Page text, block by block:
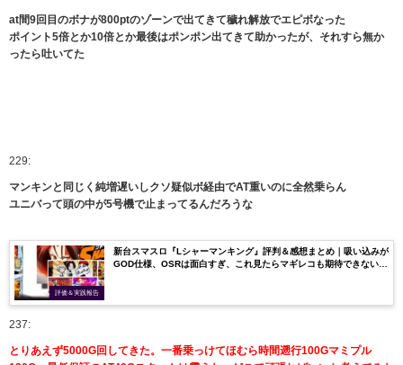
at間9回目のボナが800ptのゾーンで出てきて穢れ解放でエピボなった
ポイント5倍とか10倍とか最後はポンポン出てきて助かったが、それすら無か
ったら吐いてた
229:
マンキンと同じく純増遅いしクソ疑似ボ経由でAT重いのに全然乗らん
ユニバって頭の中が5号機で止まってるんだろうな
評価＆実践報告
新台スマスロ『Lシャーマンキング』評判＆感想まとめ｜吸い込みが
GOD仕様、OSRは面白すぎ、これ見たらマギレコも期待できない
237:
とりあえず5000G回してきた。一番乗っけてほむら時間遡行100Gマミプル